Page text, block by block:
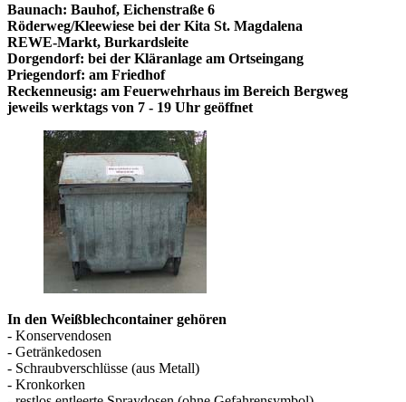
Baunach: Bauhof, Eichenstraße 6
Röderweg/Kleewiese bei der Kita St. Magdalena
REWE-Markt, Burkardsleite
Dorgendorf: bei der Kläranlage am Ortseingang
Priegendorf: am Friedhof
Reckenneusig: am Feuerwehrhaus im Bereich Bergweg
jeweils werktags von 7 - 19 Uhr geöffnet
In den Weißblechcontainer gehören
- Konservendosen
- Getränkedosen
- Schraubverschlüsse (aus Metall)
- Kronkorken